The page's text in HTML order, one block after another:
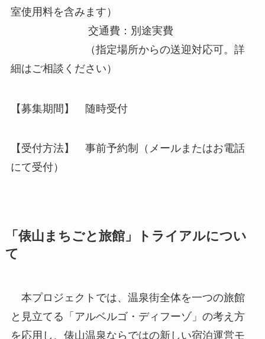
室使用料を含みます）
交通費：別途実費
（指定場所からの送迎対応可。詳
細はご相談ください）
【募集期間】 随時受付
【受付方法】 事前予約制（メールまたはお電話
にて受付）
「俵山まちごと旅館」トライアルについ
て
本プロジェクトでは、温泉街全体を一つの旅館
と見立てる「アルベルゴ・ディフーゾ」の考え方
を応用し、俵山温泉ならではの新しい宿泊運営モ